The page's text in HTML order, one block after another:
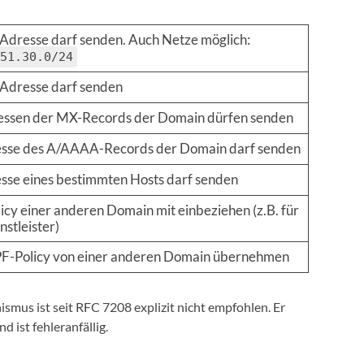
darf senden. Auch Netze möglich:
24
darf senden
der MX-Records der Domain dürfen senden
des A/AAAA-Records der Domain darf senden
eines bestimmten Hosts darf senden
einer anderen Domain mit einbeziehen (z.B. für
Policy von einer anderen Domain übernehmen
ist seit RFC 7208 explizit nicht empfohlen. Er
ist fehleranfällig.